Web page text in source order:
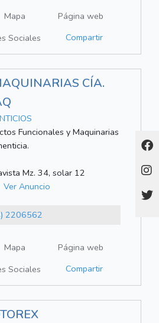
Mapa
Página web
Sociales Compartir
CÍA.
Funcionales y Maquinarias
Mz. 34, solar 12
Ver Anuncio
2206562
Mapa
Página web
Sociales Compartir